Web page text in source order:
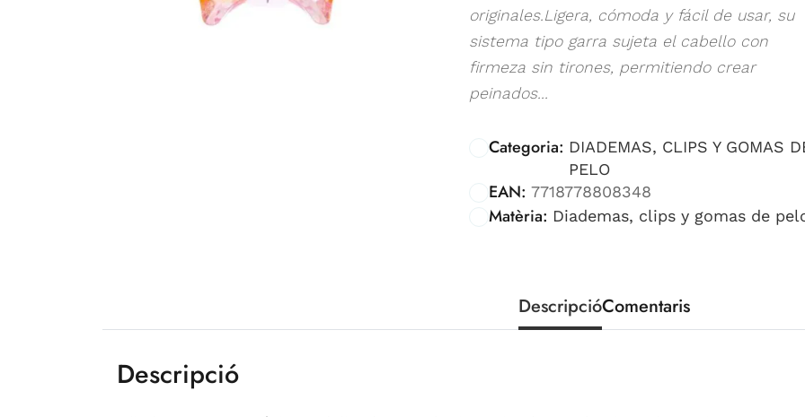
originales.Ligera, cómoda y fácil de usar, su
sistema tipo garra sujeta el cabello con
firmeza sin tirones, permitiendo crear
peinados...
Categoria: DIADEMAS, CLIPS Y GOMAS
PELO
EAN: 7718778808348
Matèria: Diademas, clips y gomas de
DescripcióComentaris
Descripció